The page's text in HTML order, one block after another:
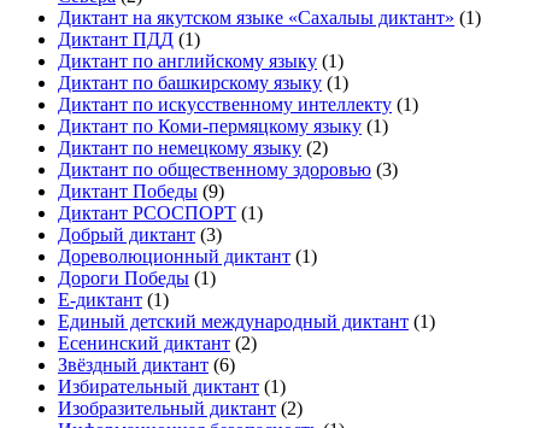
Диктант на якутском языке «Сахалыы диктант» (1)
Диктант ПДД (1)
Диктант по английскому языку (1)
Диктант по башкирскому языку (1)
Диктант по искусственному интеллекту (1)
Диктант по Коми-пермяцкому языку (1)
Диктант по немецкому языку (2)
Диктант по общественному здоровью (3)
Диктант Победы (9)
Диктант РСОСПОРТ (1)
Добрый диктант (3)
Дореволюционный диктант (1)
Дороги Победы (1)
Е-диктант (1)
Единый детский международный диктант (1)
Есенинский диктант (2)
Звёздный диктант (6)
Избирательный диктант (1)
Изобразительный диктант (2)